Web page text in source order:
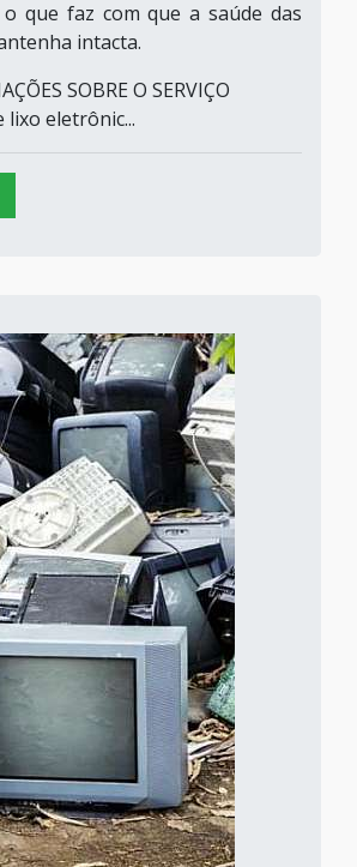
o que faz com que a saúde das
intacta.
SOBRE O SERVIÇO
lixo eletrônic...